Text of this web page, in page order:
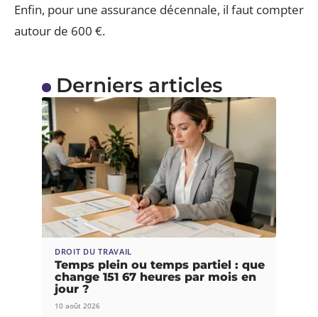
Enfin, pour une assurance décennale, il faut compter
autour de 600 €.
Derniers articles
DROIT DU TRAVAIL
Temps plein ou temps partiel : que
change 151 67 heures par mois en
jour ?
10 août 2026